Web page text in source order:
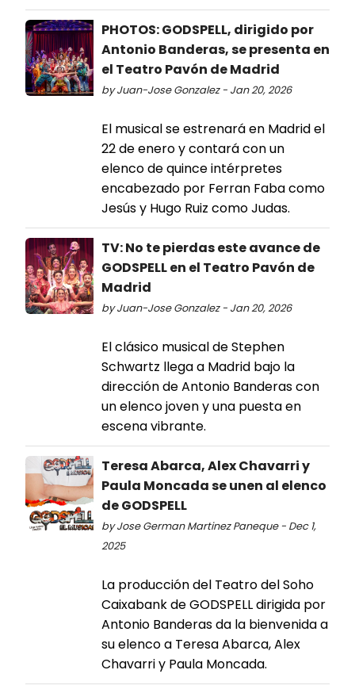
PHOTOS: GODSPELL, dirigido por
Antonio Banderas, se presenta en
el Teatro Pavón de Madrid
by Juan-Jose Gonzalez - Jan 20, 2026
El musical se estrenará en Madrid el
22 de enero y contará con un
elenco de quince intérpretes
encabezado por Ferran Faba como
Jesús y Hugo Ruiz como Judas.
TV: No te pierdas este avance de
GODSPELL en el Teatro Pavón de
Madrid
by Juan-Jose Gonzalez - Jan 20, 2026
El clásico musical de Stephen
Schwartz llega a Madrid bajo la
dirección de Antonio Banderas con
un elenco joven y una puesta en
escena vibrante.
Teresa Abarca, Alex Chavarri y
Paula Moncada se unen al elenco
de GODSPELL
by Jose German Martinez Paneque - Dec 1,
2025
La producción del Teatro del Soho
Caixabank de GODSPELL dirigida por
Antonio Banderas da la bienvenida a
su elenco a Teresa Abarca, Alex
Chavarri y Paula Moncada.